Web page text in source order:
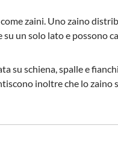
zaini. Uno zaino
un solo lato e possono
schiena, spalle e
inoltre che lo